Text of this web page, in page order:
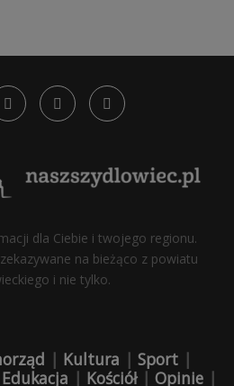
dla Ciebie i twojego regionu.
na bieżąco z powiatu
i nie tylko.
| Kultura | Sport |
Edukacja | Kościół| Opinie |